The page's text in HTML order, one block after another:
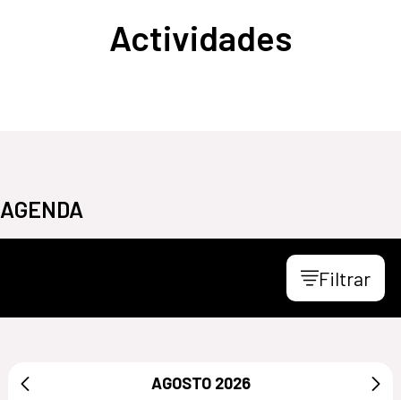
Actividades
AGENDA
Filtrar
AGOSTO 2026